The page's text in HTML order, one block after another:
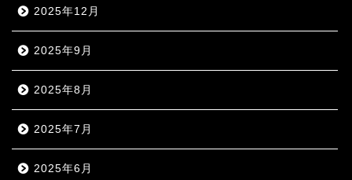
2025年12月
2025年9月
2025年8月
2025年7月
2025年6月